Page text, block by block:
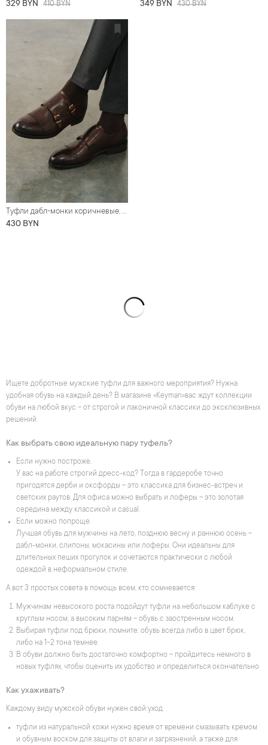
329 BYN 410 BYN 349 BYN 430 BYN
Туфли дабл-монки коричневые, с декоративным брогированием
430 BYN
Ищете добротные мужские туфли для важного мероприятия? Нужна
удобная обувь на каждый день? В магазине «Keyman»вас ждут коллекции
обуви на любой вкус – от строгой и лаконичной классики до эксклюзивных
решений.
Как выбрать свою идеальную пару туфель?
Если нужно построже.
У вас на работе строгий дресс-код? Тогда в гардеробе точно
пригодятся дерби и оксфорды – это классика для бизнес-встреч и
светских раутов. Для офиса можно выбрать и лоферы – это золотая
середина между классикой и casual.
Если можно попроще.
Лучшая обувь для мужчины на лето, позднюю весну и раннюю осень –
дабл-монки, слипоны, мокасины или лоферы. Они идеальны для
длительных пеших прогулок и сочетаются практически с любой
одеждой в неформальном стиле.
А вот 3 простых совета в помощь всем, кто сомневается:
Мужчинам невысокого роста подойдут туфли на небольшом каблуке с
круглым носом, а высоким парням – обувь с заостренным носом.
Выбирая туфли под брюки, помните: обувь всегда либо в цвет брюк,
либо на 1-2 тона темнее.
В обуви должно быть достаточно комфортно – пройдитесь немного в
новых туфлях, чтобы оценить их удобство и определиться окончательно
Как ухаживать?
Каждому виду мужской обуви нужен свой уход:
туфли из натуральной кожи нужно время от времени смазывать кремом
и обувным воском для защиты от влаги и загрязнений, а также для